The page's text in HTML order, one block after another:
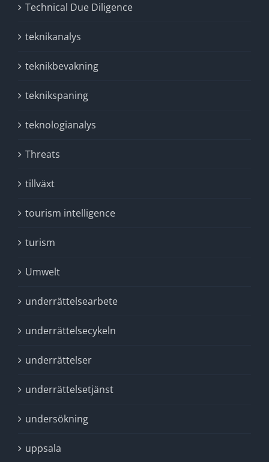
Technical Due Diligence
teknikanalys
teknikbevakning
teknikspaning
teknologianalys
Threats
tillväxt
tourism intelligence
turism
Umwelt
underrättelsearbete
underrättelsecykeln
underrättelser
underrättelsetjänst
undersökning
uppsala